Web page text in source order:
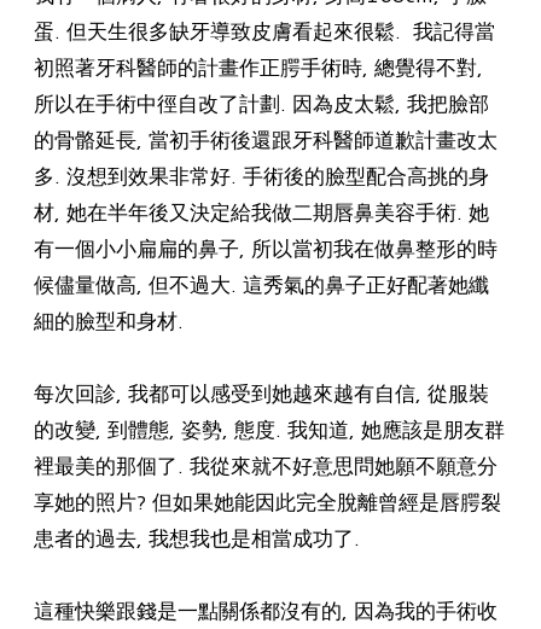
蛋. 但天生很多缺牙導致皮膚看起來很鬆. 我記得當
初照著牙科醫師的計畫作正腭手術時, 總覺得不對,
所以在手術中徑自改了計劃. 因為皮太鬆, 我把臉部
的骨骼延長, 當初手術後還跟牙科醫師道歉計畫改太
多. 沒想到效果非常好. 手術後的臉型配合高挑的身
材, 她在半年後又決定給我做二期唇鼻美容手術. 她
有一個小小扁扁的鼻子, 所以當初我在做鼻整形的時
候儘量做高, 但不過大. 這秀氣的鼻子正好配著她纖
細的臉型和身材.
每次回診, 我都可以感受到她越來越有自信, 從服裝
的改變, 到體態, 姿勢, 態度. 我知道, 她應該是朋友群
裡最美的那個了. 我從來就不好意思問她願不願意分
享她的照片? 但如果她能因此完全脫離曾經是唇腭裂
患者的過去, 我想我也是相當成功了.
這種快樂跟錢是一點關係都沒有的, 因為我的手術收